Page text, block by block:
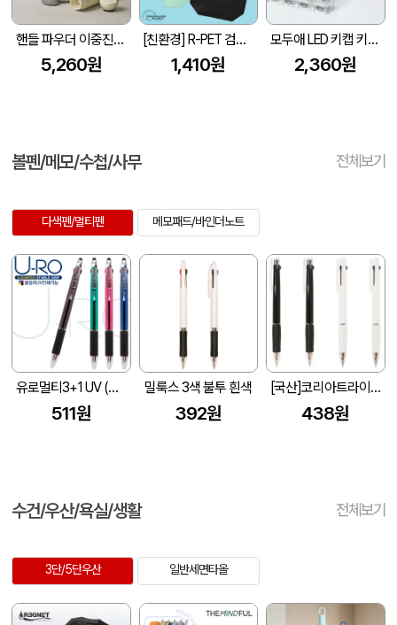
핸들 파우더 이중진공 스텐텀블러 500ml 손잡이 텀블러
5,260원
[친환경] R-PET 검정내피 리유저블백 (4색/중형/170g)(450x150x400mm)
1,410원
모두애 LED 키캡 키링 굿즈
2,360원
볼펜/메모/수첩/사무 전체보기
다색펜/멀티펜 메모패드/바인더노트
유로멀티3+1 UV (볼펜+샤프)
511원
밀룩스 3색 불투 흰색
392원
[국산]코리아트라이블랙&화이트니들3색볼펜 (0.7mm)
438원
수건/우산/욕실/생활 전체보기
3단/5단우산 일반세면타올